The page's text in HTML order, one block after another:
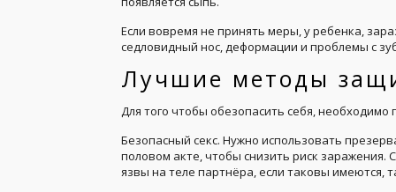
Если вовремя не принять меры, у ребенка,
седловидный нос, деформации и проблемы с
Лучшие методы
Для того чтобы обезопасить себя,
Безопасный секс. Нужно использовать
половом акте, чтобы снизить риск
язвы на теле партнёра, если таковы имеются,